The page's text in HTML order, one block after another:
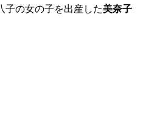
子の女の子を出産した美奈子